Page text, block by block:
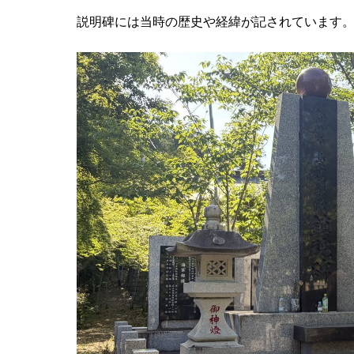
説明碑には当時の歴史や経緯が記されています。